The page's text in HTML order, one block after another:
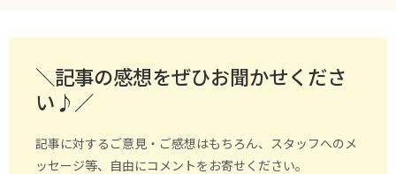
＼記事の感想をぜひお聞かせくださ
い♪／
記事に対するご意見・ご感想はもちろん、スタッフへのメ
ッセージ等、自由にコメントをお寄せください。